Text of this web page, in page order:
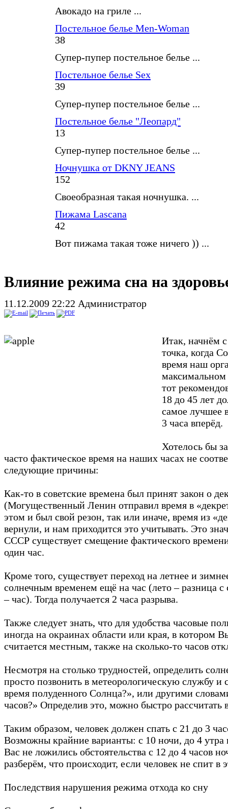
Авокадо на гриле ...
Постельное белье Men-Woman
38
Супер-пупер постельное белье ...
Постельное белье Sex
39
Супер-пупер постельное белье ...
Постельное белье "Леопард"
13
Супер-пупер постельное белье ...
Ночнушка от DKNY JEANS
152
Своеобразная такая ночнушка. ...
Пижама Lascana
42
Вот пижама такая тоже ничего )) ...
Влияние режима сна на
11.12.2009 22:22 Администратор
Итак, начнём
точка, когда
время наш
максимальном
тот
18 до 45 лет
самое лучшее
3 часа вперёд.
Хотелось бы
часто фактическое время на наших часах не
следующие причины:
Как-то в советские времена был принят закон о
(Могущественный Ленин отправил время в
этом и был свой резон, так или иначе, время из
вернули, и нам приходится это учитывать. Это
СССР существует смещение фактического
один час.
Кроме того, существует переход на летнее и
солнечным временем ещё на час (лето – разница
– час). Тогда получается 2 часа разрыва.
Также следует знать, что для удобства часовые
иногда на окраинах области или края, в котором
считается местным, также на сколько-то часов
Несмотря на столько трудностей, определить
просто позвонить в метеорологическую службу и
время полуденного Солнца?», или другими
часов?» Определив это, можно быстро рассчитать
Таким образом, человек должен спать с 21 до 3
Возможны крайние варианты: с 10 ночи, до 4 утра
Вас не ложились обстоятельства с 12 до 4 часов
разберём, что происходит, если человек не спит
Последствия нарушения режима отхода ко сну